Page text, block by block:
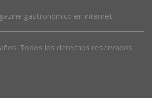
gastronómico en internet.
Todos los derechos reservados.